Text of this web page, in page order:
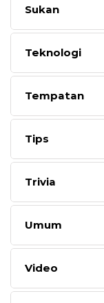
Sukan
Teknologi
Tempatan
Tips
Trivia
Umum
Video